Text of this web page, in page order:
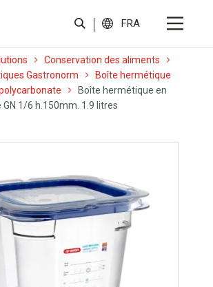
FRA
Conservation des aliments
Gastronorm
Boîte hermétique
Boîte hermétique en
1/6 h.150mm. 1.9 litres